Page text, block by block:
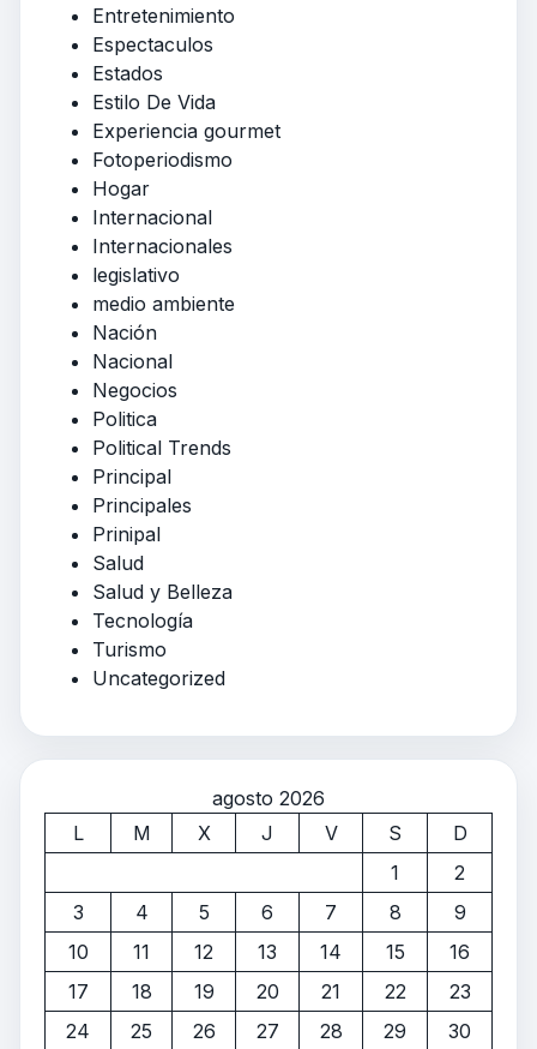
Entretenimiento
Espectaculos
Estados
Estilo De Vida
Experiencia gourmet
Fotoperiodismo
Hogar
Internacional
Internacionales
legislativo
medio ambiente
Nación
Nacional
Negocios
Politica
Political Trends
Principal
Principales
Prinipal
Salud
Salud y Belleza
Tecnología
Turismo
Uncategorized
agosto 2026
L
M X J V S
D
1
2
3
4 5 6 7 8
9
10
11 12 13 14 15
16
17
18 19 20 21 22
23
24
25 26 27 28 29 30